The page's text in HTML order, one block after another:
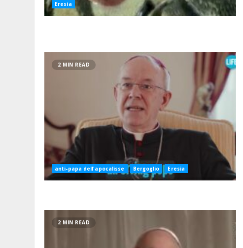
Eresia
2 MIN READ
anti-papa dell'apocalisse Bergoglio Eresia
2 MIN READ